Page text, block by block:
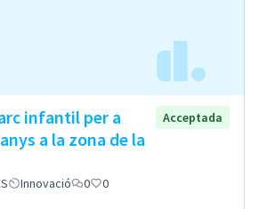
infantil per a
a la zona de la
Acceptada
Innovació 0 0